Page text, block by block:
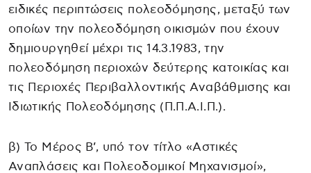
ειδικές περιπτώσεις πολεοδόμησης, μεταξύ των
οποίων την πολεοδόμηση οικισμών που έχουν
δημιουργηθεί μέχρι τις 14.3.1983, την
πολεοδόμηση περιοχών δεύτερης κατοικίας και
τις Περιοχές Περιβαλλοντικής Αναβάθμισης και
Ιδιωτικής Πολεοδόμησης (Π.Π.Α.Ι.Π.).
β) Το Μέρος Β’, υπό τον τίτλο «Αστικές
Αναπλάσεις και Πολεοδομικοί Μηχανισμοί»,